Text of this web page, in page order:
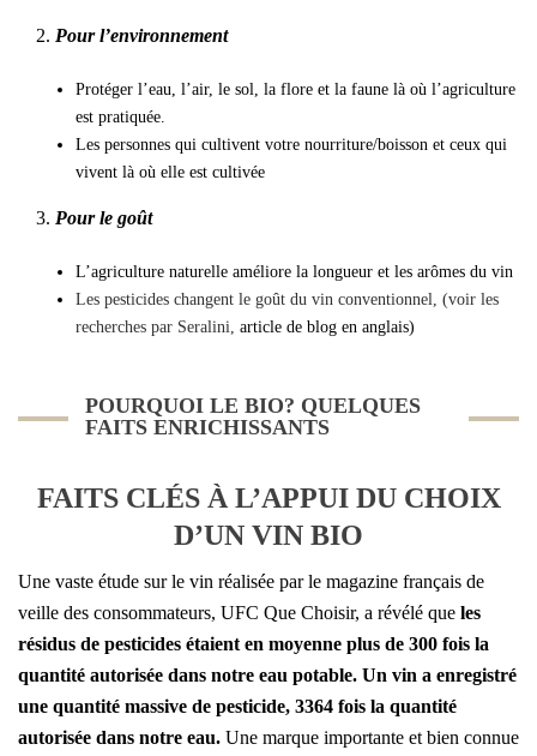
2. Pour l’environnement
Protéger l’eau, l’air, le sol, la flore et la faune là où l’agriculture
est pratiquée.
Les personnes qui cultivent votre nourriture/boisson et ceux qui
vivent là où elle est cultivée
3. Pour le goût
L’agriculture naturelle améliore la longueur et les arômes du vin
Les pesticides changent le goût du vin conventionnel, (voir les
recherches par Seralini, article de blog en anglais)
POURQUOI LE BIO? QUELQUES
FAITS ENRICHISSANTS
FAITS CLÉS À L’APPUI DU CHOIX
D’UN VIN BIO
Une vaste étude sur le vin réalisée par le magazine français de
veille des consommateurs, UFC Que Choisir, a révélé que les
résidus de pesticides étaient en moyenne plus de 300 fois la
quantité autorisée dans notre eau potable. Un vin a enregistré
une quantité massive de pesticide, 3364 fois la quantité
autorisée dans notre eau. Une marque importante et bien connue